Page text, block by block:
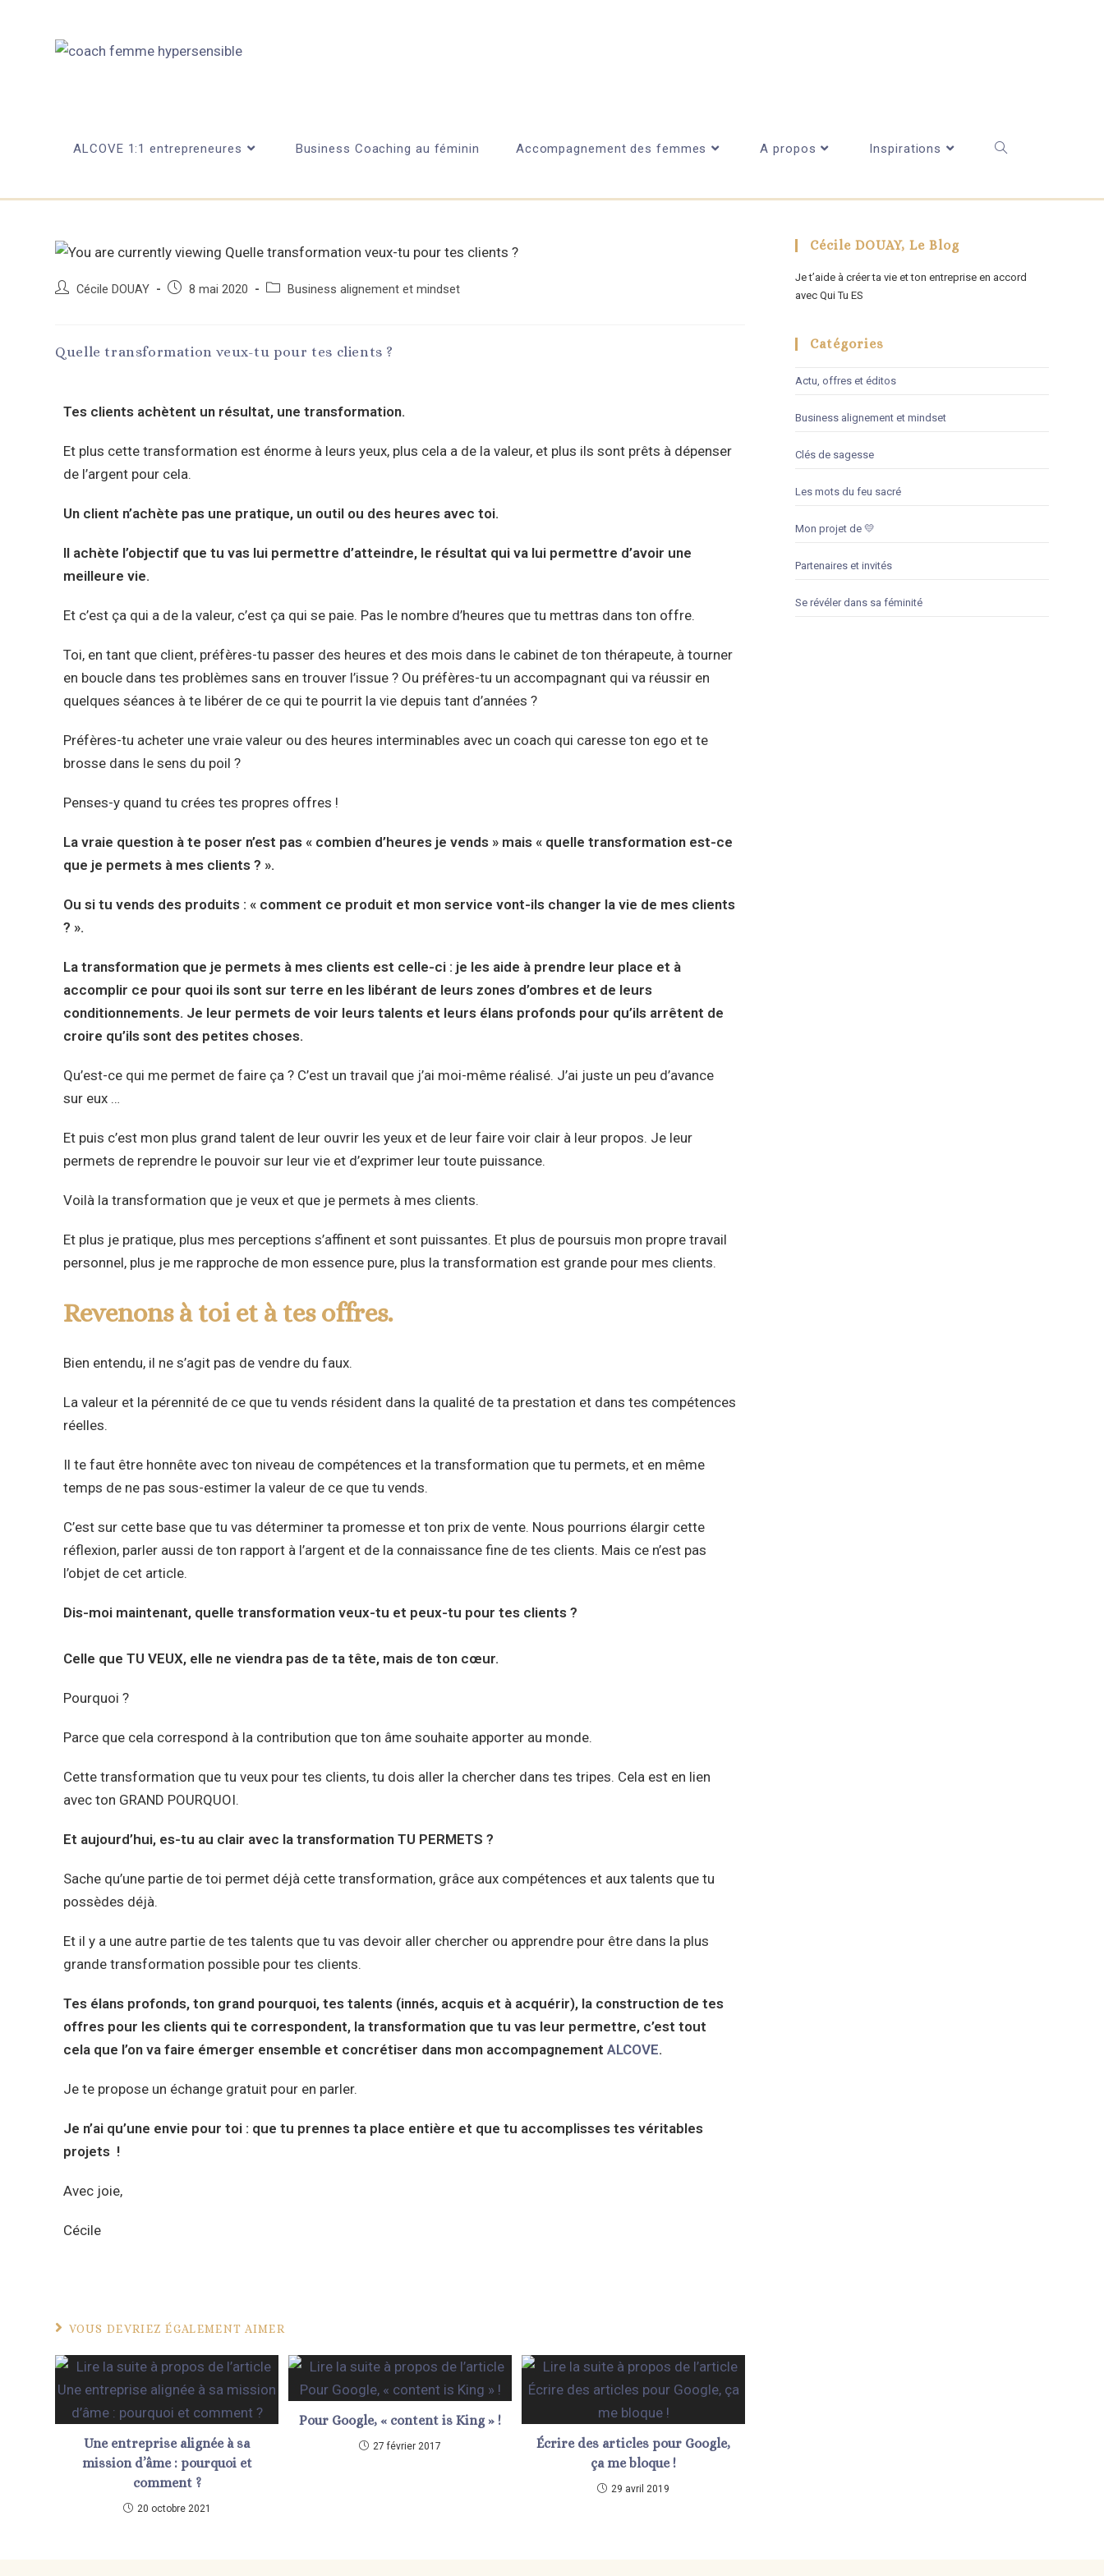
ALCOVE 1:1 entrepreneures Business Coaching au féminin Accompagnement des femmes A propos Inspirations
Cécile DOUAY 8 mai 2020 Business alignement et mindset
Quelle transformation veux-tu pour tes clients ?
Tes clients achètent un résultat, une transformation.
Et plus cette transformation est énorme à leurs yeux, plus cela a de la valeur, et plus ils sont prêts à dépenser
de l’argent pour cela.
Un client n’achète pas une pratique, un outil ou des heures avec toi.
Il achète l’objectif que tu vas lui permettre d’atteindre, le résultat qui va lui permettre d’avoir une
meilleure vie.
Et c’est ça qui a de la valeur, c’est ça qui se paie. Pas le nombre d’heures que tu mettras dans ton offre.
Toi, en tant que client, préfères-tu passer des heures et des mois dans le cabinet de ton thérapeute, à tourner
en boucle dans tes problèmes sans en trouver l’issue ? Ou préfères-tu un accompagnant qui va réussir en
quelques séances à te libérer de ce qui te pourrit la vie depuis tant d’années ?
Préfères-tu acheter une vraie valeur ou des heures interminables avec un coach qui caresse ton ego et te
brosse dans le sens du poil ?
Penses-y quand tu crées tes propres offres !
La vraie question à te poser n’est pas « combien d’heures je vends » mais « quelle transformation est-ce
que je permets à mes clients ? ».
Ou si tu vends des produits : « comment ce produit et mon service vont-ils changer la vie de mes clients
? ».
La transformation que je permets à mes clients est celle-ci : je les aide à prendre leur place et à
accomplir ce pour quoi ils sont sur terre en les libérant de leurs zones d’ombres et de leurs
conditionnements. Je leur permets de voir leurs talents et leurs élans profonds pour qu’ils arrêtent de
croire qu’ils sont des petites choses.
Qu’est-ce qui me permet de faire ça ? C’est un travail que j’ai moi-même réalisé. J’ai juste un peu d’avance
sur eux …
Et puis c’est mon plus grand talent de leur ouvrir les yeux et de leur faire voir clair à leur propos. Je leur
permets de reprendre le pouvoir sur leur vie et d’exprimer leur toute puissance.
Voilà la transformation que je veux et que je permets à mes clients.
Et plus je pratique, plus mes perceptions s’affinent et sont puissantes. Et plus de poursuis mon propre travail
personnel, plus je me rapproche de mon essence pure, plus la transformation est grande pour mes clients.
Revenons à toi et à tes offres.
Bien entendu, il ne s’agit pas de vendre du faux.
La valeur et la pérennité de ce que tu vends résident dans la qualité de ta prestation et dans tes compétences
réelles.
Il te faut être honnête avec ton niveau de compétences et la transformation que tu permets, et en même
temps de ne pas sous-estimer la valeur de ce que tu vends.
C’est sur cette base que tu vas déterminer ta promesse et ton prix de vente. Nous pourrions élargir cette
réflexion, parler aussi de ton rapport à l’argent et de la connaissance fine de tes clients. Mais ce n’est pas
l’objet de cet article.
Dis-moi maintenant, quelle transformation veux-tu et peux-tu pour tes clients ?
Celle que TU VEUX, elle ne viendra pas de ta tête, mais de ton cœur.
Pourquoi ?
Parce que cela correspond à la contribution que ton âme souhaite apporter au monde.
Cette transformation que tu veux pour tes clients, tu dois aller la chercher dans tes tripes. Cela est en lien
avec ton GRAND POURQUOI.
Et aujourd’hui, es-tu au clair avec la transformation TU PERMETS ?
Sache qu’une partie de toi permet déjà cette transformation, grâce aux compétences et aux talents que tu
possèdes déjà.
Et il y a une autre partie de tes talents que tu vas devoir aller chercher ou apprendre pour être dans la plus
grande transformation possible pour tes clients.
Tes élans profonds, ton grand pourquoi, tes talents (innés, acquis et à acquérir), la construction de tes
offres pour les clients qui te correspondent, la transformation que tu vas leur permettre, c’est tout
cela que l’on va faire émerger ensemble et concrétiser dans mon accompagnementALCOVE.
Je te propose un échange gratuit pour en parler.
Je n’ai qu’une envie pour toi : que tu prennes ta place entière et que tu accomplisses tes véritables
projets !
Avec joie,
Cécile
VOUS DEVRIEZ ÉGALEMENT AIMER
Une entreprise alignée à sa
mission d’âme : pourquoi et
comment ?
20 octobre 2021
Pour Google, « content is King » !
27 février 2017
Écrire des articles pour Google,
ça me bloque !
29 avril 2019
Cécile DOUAY, Le Blog
Je t’aide à créer ta vie et ton entreprise en accord
avec Qui Tu ES
Catégories
Actu, offres et éditos
Business alignement et mindset
Clés de sagesse
Les mots du feu sacré
Mon projet de 💛
Partenaires et invités
Se révéler dans sa féminité